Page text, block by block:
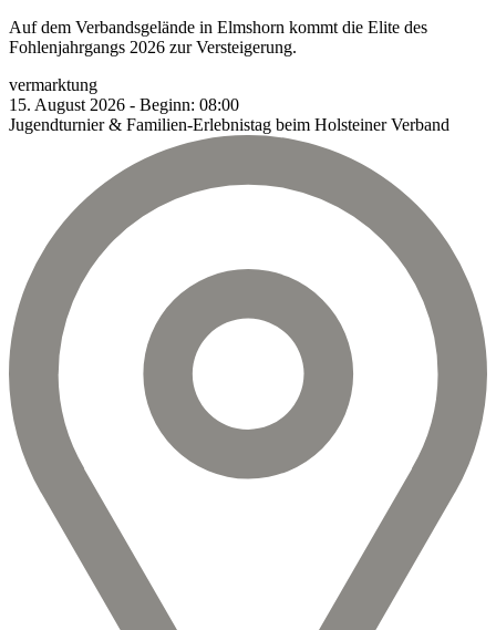
Auf dem Verbandsgelände in Elmshorn kommt die Elite des
Fohlenjahrgangs 2026 zur Versteigerung.
vermarktung
15. August 2026 - Beginn: 08:00
Jugendturnier & Familien-Erlebnistag beim Holsteiner Verband